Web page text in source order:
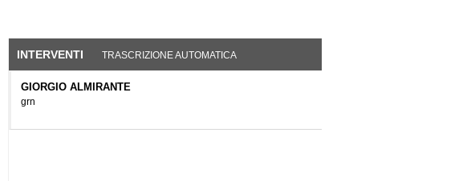
INTERVENTI (SCHEDA ATTIVA)
TRASCRIZIONE AUTOMATICA
GIORGIO ALMIRANTE
grn